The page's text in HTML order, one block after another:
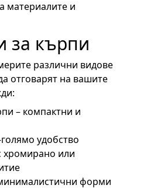
материалите и
за кърпи
различни видове
отговарят на вашите
– компактни и
удобство
хромирано или
форми